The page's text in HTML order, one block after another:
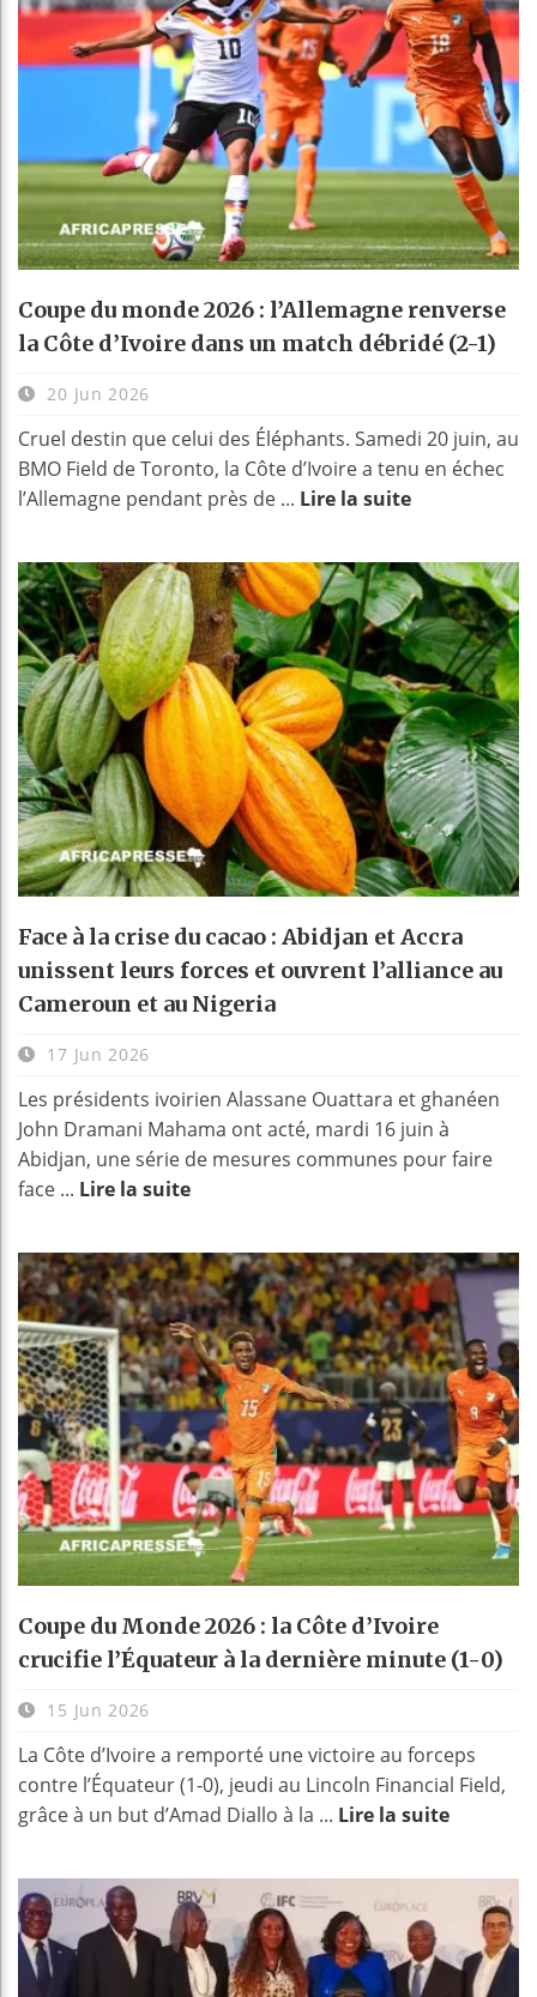
Coupe du monde 2026 : l’Allemagne renverse
la Côte d’Ivoire dans un match débridé (2-1)
20 Jun 2026
Cruel destin que celui des Éléphants. Samedi 20 juin, au
BMO Field de Toronto, la Côte d’Ivoire a tenu en échec
l’Allemagne pendant près de ... Lire la suite
Face à la crise du cacao : Abidjan et Accra
unissent leurs forces et ouvrent l’alliance au
Cameroun et au Nigeria
17 Jun 2026
Les présidents ivoirien Alassane Ouattara et ghanéen
John Dramani Mahama ont acté, mardi 16 juin à
Abidjan, une série de mesures communes pour faire
face ... Lire la suite
Coupe du Monde 2026 : la Côte d’Ivoire
crucifie l’Équateur à la dernière minute (1-0)
15 Jun 2026
La Côte d’Ivoire a remporté une victoire au forceps
contre l’Équateur (1-0), jeudi au Lincoln Financial Field,
grâce à un but d’Amad Diallo à la ... Lire la suite